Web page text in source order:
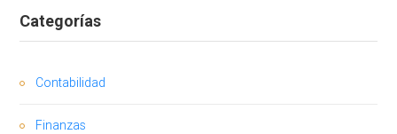
Categorías
Contabilidad
Finanzas